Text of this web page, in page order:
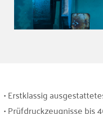
• Erstklassig
• Prüfdruckzeugnisse bis